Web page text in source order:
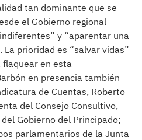
tan dominante que se
el Gobierno regional
y “aparentar una
prioridad es “salvar vidas”
flaquear en esta
en presencia también
de Cuentas, Roberto
del Consejo Consultivo,
Gobierno del Principado;
parlamentarios de la Junta